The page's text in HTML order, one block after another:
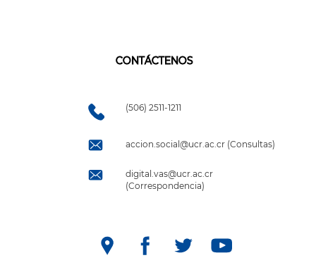
CONTÁCTENOS
(506) 2511-1211
accion.social@ucr.ac.cr (Consultas)
digital.vas@ucr.ac.cr
(Correspondencia)